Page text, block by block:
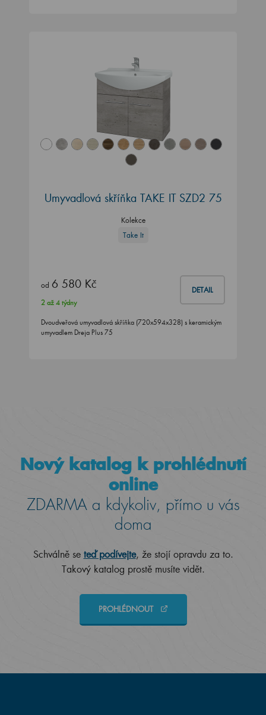
Umyvadlová skříňka TAKE IT SZD2 75
Kolekce
Take It
od 6 580 Kč DETAIL
2 až 4 týdny
Dvoudveřová umyvadlová skříňka (720x594x328) s keramickým
umyvadlem Dreja Plus 75
Nový katalog k prohlédnutí
online
ZDARMA a kdykoliv, přímo u vás
doma
Schválně se teď podívejte, že stojí opravdu za to.
Takový katalog prostě musíte vidět.
PROHLÉDNOUT